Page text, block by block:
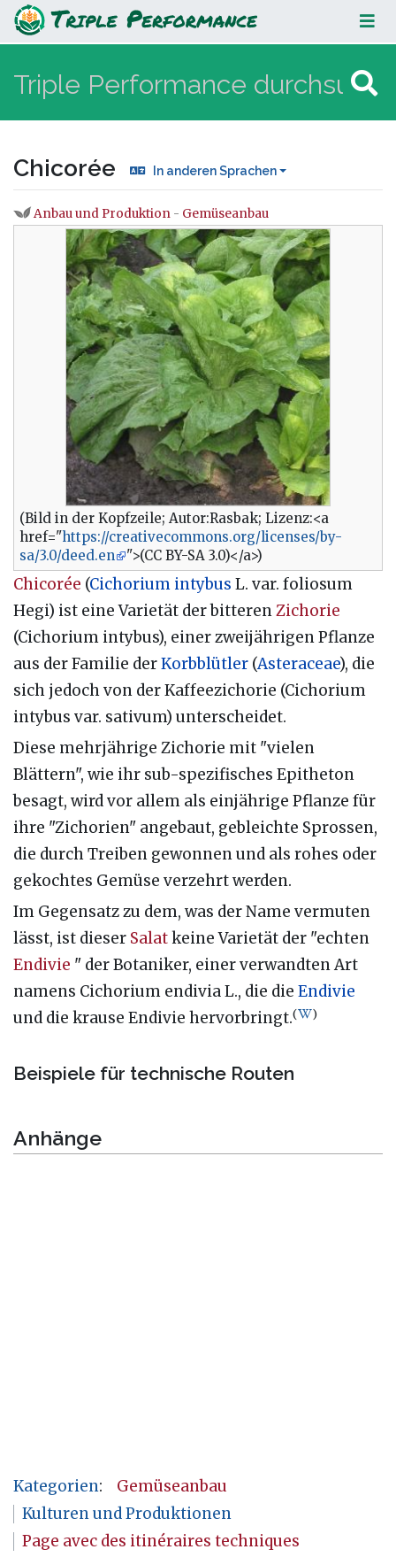
Chicorée
Chicorée In anderen Sprachen
Wechseln zu:Navigation,Suche
Anbau und Produktion - Gemüseanbau
(Bild in der Kopfzeile; Autor:Rasbak; Lizenz:<a
href="https://creativecommons.org/licenses/by-
sa/3.0/deed.en
">(CC BY-SA 3.0)</a>)
Chicorée (Cichorium intybus L. var. foliosum
Hegi) ist eine Varietät der bitterenZichorie
(Cichorium intybus), einer zweijährigen Pflanze
aus der Familie derKorbblütler (Asteraceae), die
sich jedoch von der Kaffeezichorie (Cichorium
intybus var. sativum) unterscheidet.
Diese mehrjährige Zichorie mit "vielen
Blättern", wie ihr sub-spezifisches Epitheton
besagt, wird vor allem als einjährige Pflanze für
ihre "Zichorien" angebaut, gebleichte Sprossen,
die durch Treiben gewonnen und als rohes oder
gekochtes Gemüse verzehrt werden.
Im Gegensatz zu dem, was der Name vermuten
lässt, ist dieser Salatkeine Varietät der "echten
Endivie " der Botaniker, einer verwandten Art
namens Cichorium endivia L., die die Endivie
und die krause Endivie hervorbringt.( )
Beispiele für technische Routen
Anhänge
Kategorien:
Gemüseanbau
Kulturen und Produktionen
Page avec des itinéraires techniques